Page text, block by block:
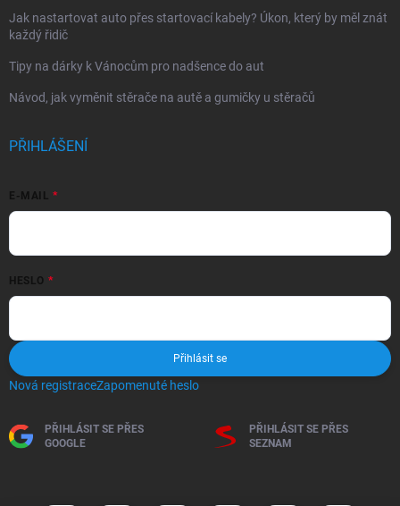
Jak nastartovat auto přes startovací kabely? Úkon, který by měl znát
každý řidič
Tipy na dárky k Vánocům pro nadšence do aut
Návod, jak vyměnit stěrače na autě a gumičky u stěračů
PŘIHLÁŠENÍ
E-MAIL
HESLO
Přihlásit se
Nová registraceZapomenuté heslo
PŘIHLÁSIT SE PŘES
GOOGLE
PŘIHLÁSIT SE PŘES
SEZNAM